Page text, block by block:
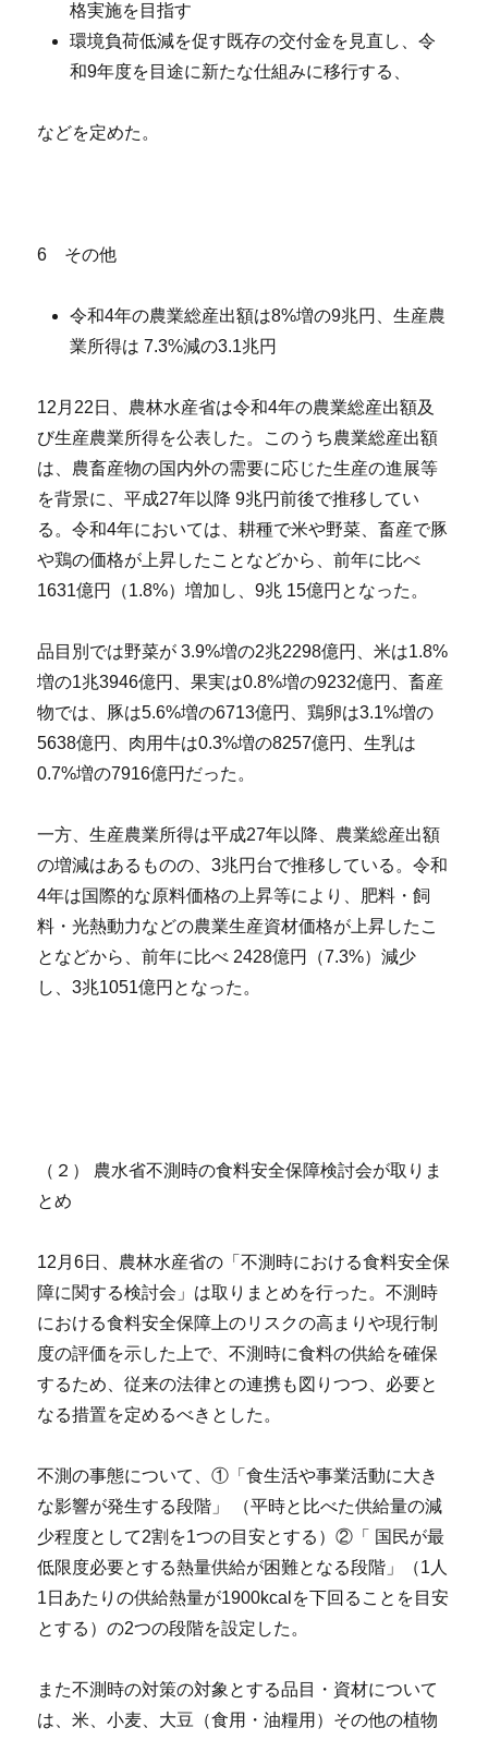
格実施を目指す
環境負荷低減を促す既存の交付金を見直し、令
和9年度を目途に新たな仕組みに移行する、
などを定めた。
6 その他
令和4年の農業総産出額は8%増の9兆円、生産農
業所得は 7.3%減の3.1兆円
12月22日、農林水産省は令和4年の農業総産出額及
び生産農業所得を公表した。このうち農業総産出額
は、農畜産物の国内外の需要に応じた生産の進展等
を背景に、平成27年以降 9兆円前後で推移してい
る。令和4年においては、耕種で米や野菜、畜産で豚
や鶏の価格が上昇したことなどから、前年に比べ
1631億円（1.8%）増加し、9兆 15億円となった。
品目別では野菜が 3.9%増の2兆2298億円、米は1.8%
増の1兆3946億円、果実は0.8%増の9232億円、畜産
物では、豚は5.6%増の6713億円、鶏卵は3.1%増の
5638億円、肉用牛は0.3%増の8257億円、生乳は
0.7%増の7916億円だった。
一方、生産農業所得は平成27年以降、農業総産出額
の増減はあるものの、3兆円台で推移している。令和
4年は国際的な原料価格の上昇等により、肥料・飼
料・光熱動力などの農業生産資材価格が上昇したこ
となどから、前年に比べ 2428億円（7.3%）減少
し、3兆1051億円となった。
（２） 農水省不測時の食料安全保障検討会が取りま
とめ
12月6日、農林水産省の「不測時における食料安全保
障に関する検討会」は取りまとめを行った。不測時
における食料安全保障上のリスクの高まりや現行制
度の評価を示した上で、不測時に食料の供給を確保
するため、従来の法律との連携も図りつつ、必要と
なる措置を定めるべきとした。
不測の事態について、①「食生活や事業活動に大き
な影響が発生する段階」 （平時と比べた供給量の減
少程度として2割を1つの目安とする）②「 国民が最
低限度必要とする熱量供給が困難となる段階」（1人
1日あたりの供給熱量が1900kcalを下回ることを目安
とする）の2つの段階を設定した。
また不測時の対策の対象とする品目・資材について
は、米、小麦、大豆（食用・油糧用）その他の植物